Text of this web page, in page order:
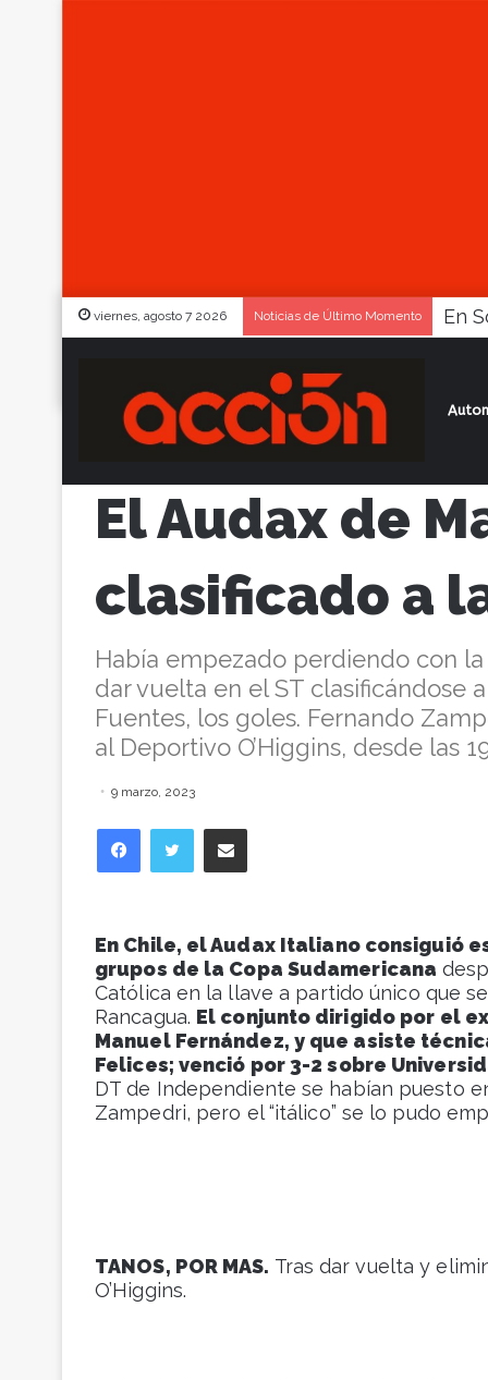
viernes, agosto 7 2026 Noticias de Último Momento
Inicio/ Actualidad /El Audax de
El Audax de
clasificado a
Había empezado perdiendo con
dar vuelta en el ST clasificándose
Fuentes, los goles. Fernando
al Deportivo O’Higgins, desde las
9 marzo, 2023
Facebook
En Chile, el Audax Italiano consiguió
grupos de la Copa Sudamericana
Católica en la llave a partido único que
Rancagua. El conjunto dirigido por el
Manuel Fernández, y que asiste
Felices; venció por 3-2 sobre
DT de Independiente se habían puesto
Zampedri, pero el “itálico” se lo pudo
TANOS, POR MAS. Tras dar vuelta y
O’Higgins.